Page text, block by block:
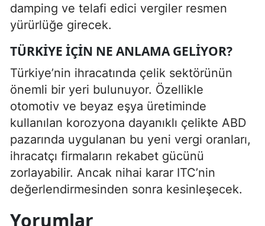
damping ve telafi edici vergiler resmen
yürürlüğe girecek.
TÜRKIYE İÇIN NE ANLAMA GELIYOR?
Türkiye’nin ihracatında çelik sektörünün
önemli bir yeri bulunuyor. Özellikle
otomotiv ve beyaz eşya üretiminde
kullanılan korozyona dayanıklı çelikte ABD
pazarında uygulanan bu yeni vergi oranları,
ihracatçı firmaların rekabet gücünü
zorlayabilir. Ancak nihai karar ITC’nin
değerlendirmesinden sonra kesinleşecek.
Yorumlar